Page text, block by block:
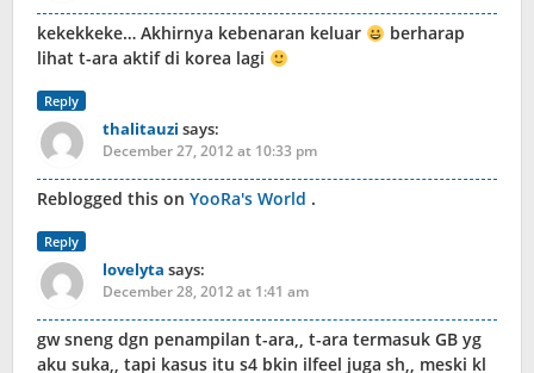
kekekkeke… Akhirnya kebenaran keluar
berharap
lihat t-ara aktif di korea lagi
Reply
thalitauzi says:
December 27, 2012 at 10:33 pm
Reblogged this on YooRa's World .
Reply
lovelyta says:
December 28, 2012 at 1:41 am
gw sneng dgn penampilan t-ara,, t-ara termasuk GB yg
aku suka,, tapi kasus itu s4 bkin ilfeel juga sh,, meski kl